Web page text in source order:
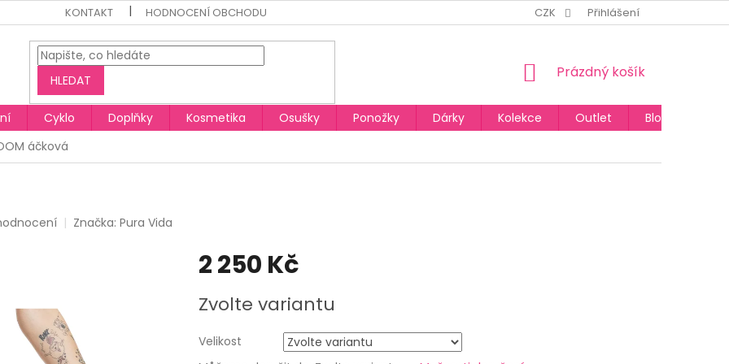
KONTAKT HODNOCENÍ OBCHODU CZK Přihlášení
HLEDAT
NÁKUPNÍ
Prázdný košík
Cyklo Doplňky Kosmetika Osušky Ponožky Dárky Kolekce Outlet
Blog
áčková
Značka: Pura Vida
2 250 Kč
cena:
Zvolte variantu
Velikost